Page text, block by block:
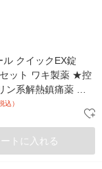
ル クイックEX錠
ット ワキ製薬 ★控
系解熱鎮痛薬 頭痛
肩こり痛【指定第2
込）
トに入れる